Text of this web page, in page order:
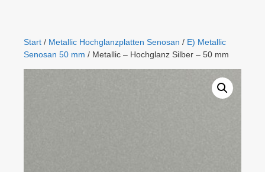
Start / Metallic Hochglanzplatten Senosan / E) Metallic
Senosan 50 mm / Metallic – Hochglanz Silber – 50 mm